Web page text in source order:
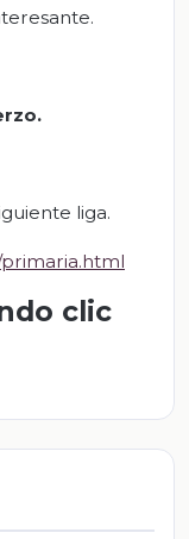
liga.
clic